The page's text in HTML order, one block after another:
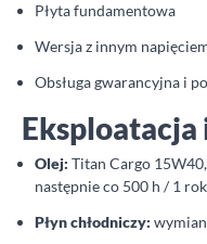
Płyta fundamentowa
Wersja z innym
Obsługa gwarancyjna i
Eksploatacja
Olej: Titan Cargo
następnie co 500 h / 1 rok
Płyn chłodniczy: